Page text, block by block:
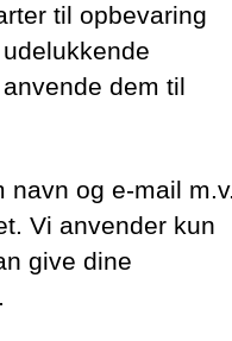
til opbevaring
dem til
og e-mail m.v.
Vi anvender kun
give dine